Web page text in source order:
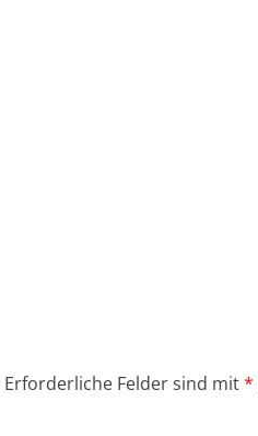
Erforderliche Felder sind mit*